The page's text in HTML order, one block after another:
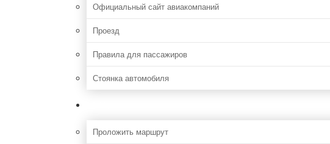
Официальный сайт авиакомпаний
Проезд
Правила для пассажиров
Стоянка автомобиля
Проложить маршрут